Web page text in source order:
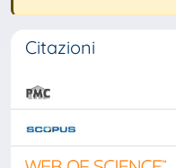
Citazioni